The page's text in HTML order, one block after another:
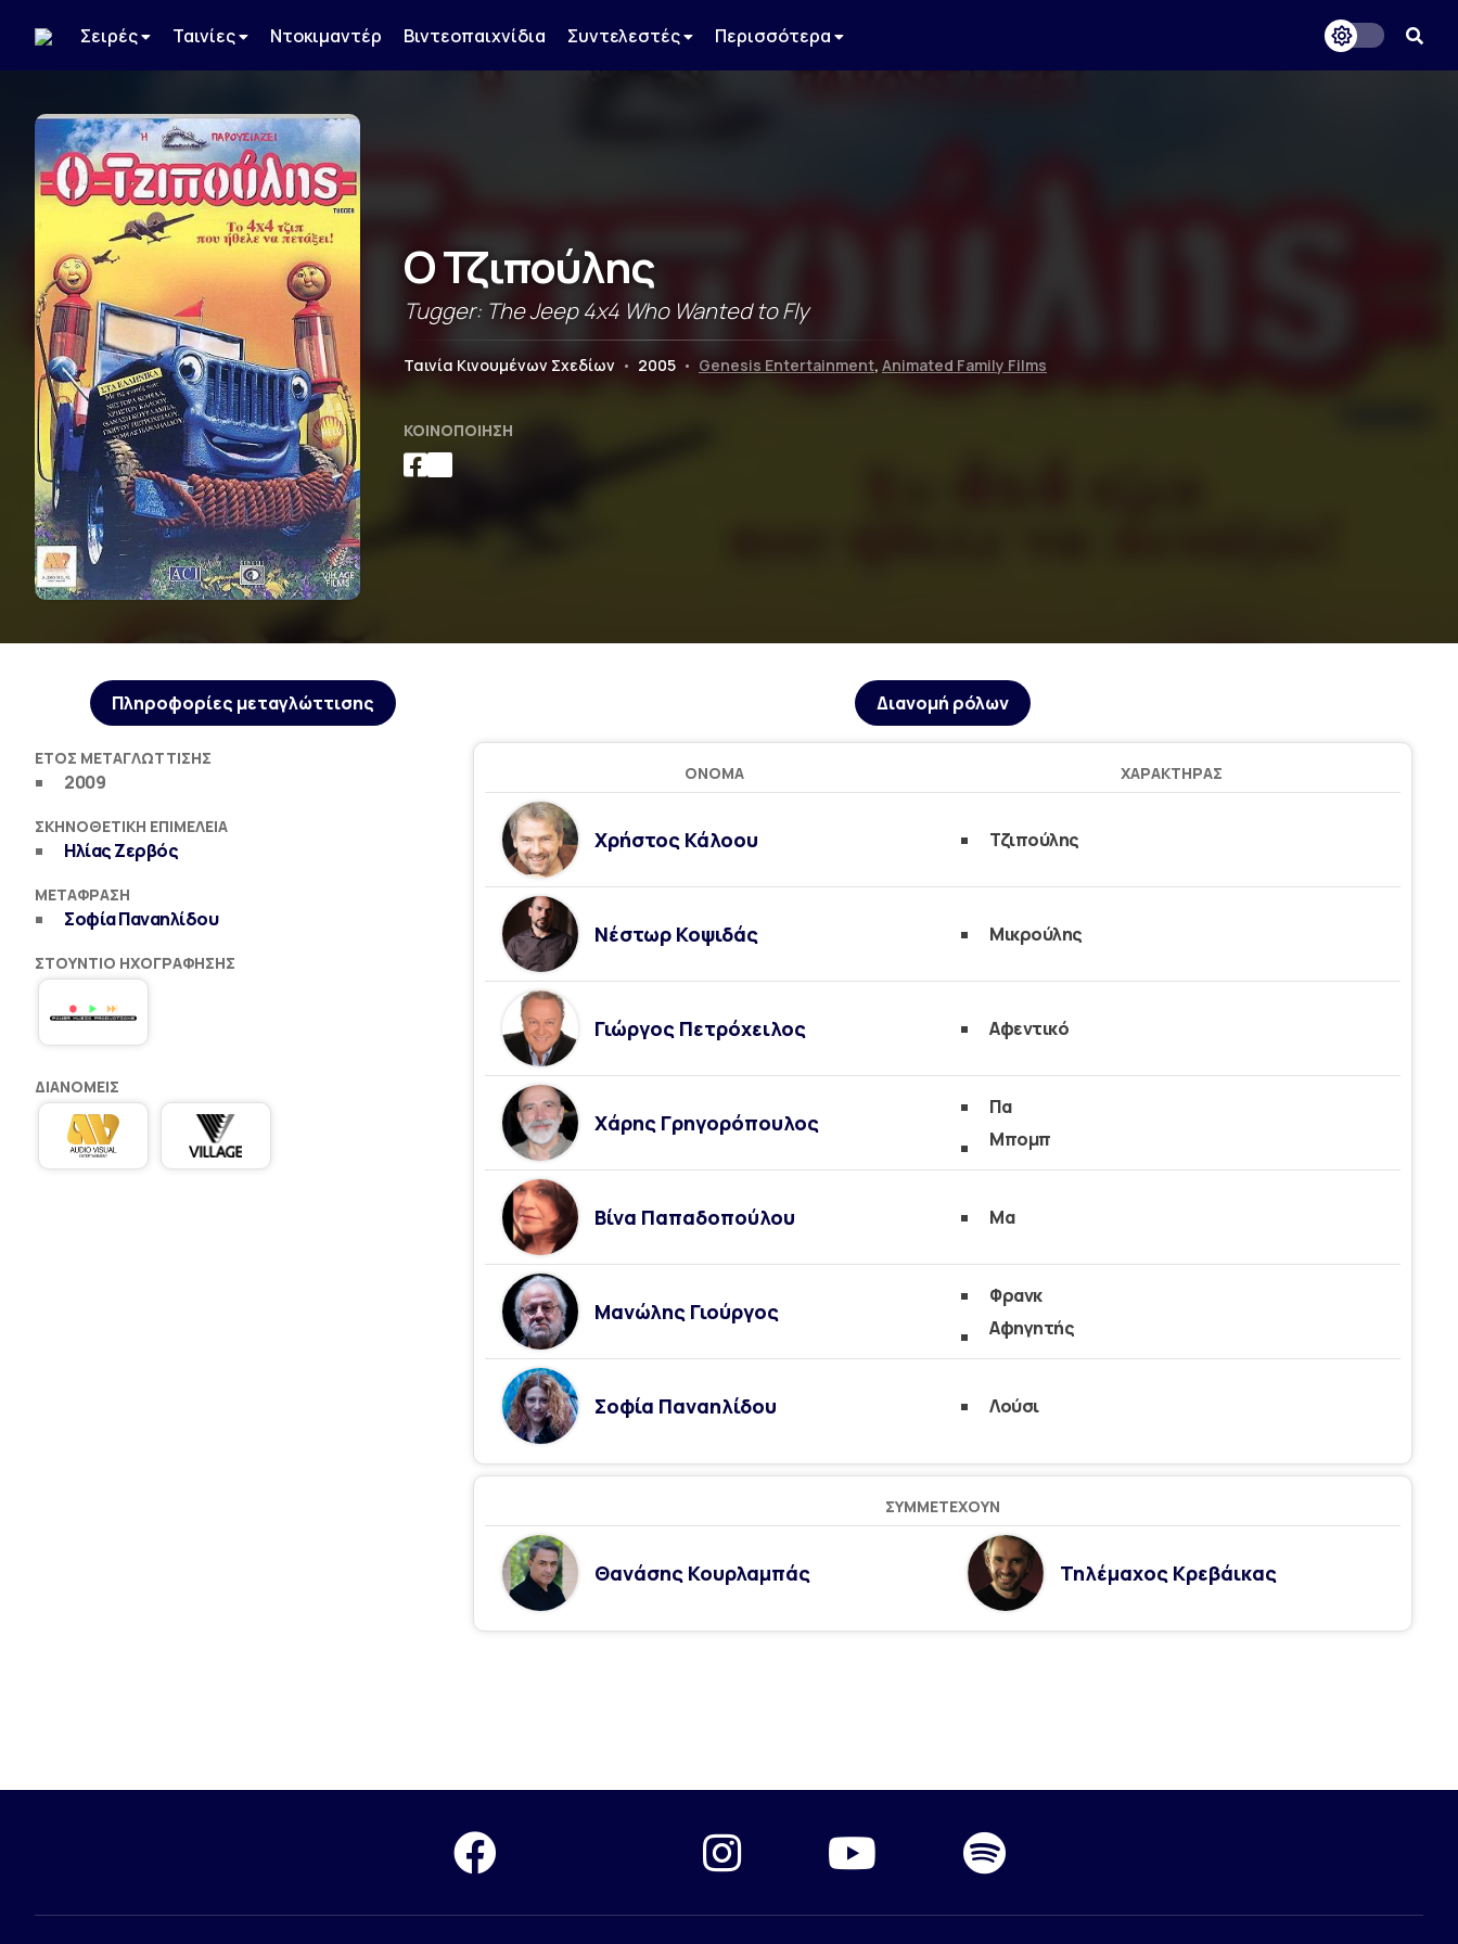
Σειρές Ταινίες Ντοκιμαντέρ Βιντεοπαιχνίδια Συντελεστές Περισσότερα
Ο Τζιπούλης
Tugger: The Jeep 4x4 Who Wanted to Fly
Ταινία Κινουμένων Σχεδίων • 2005 • Genesis Entertainment, Animated Family Films
ΚΟΙΝΟΠΟΊΗΣΗ
Πληροφορίες μεταγλώττισης
ΈΤΟΣ ΜΕΤΑΓΛΏΤΤΙΣΗΣ
2009
ΣΚΗΝΟΘΕΤΙΚΉ ΕΠΙΜΈΛΕΙΑ
Ηλίας Ζερβός
ΜΕΤΆΦΡΑΣΗ
Σοφία Παναηλίδου
ΣΤΟΎΝΤΙΟ ΗΧΟΓΡΆΦΗΣΗΣ
ΔΙΑΝΟΜΕΊΣ
Διανομή ρόλων
ΌΝΟΜΑ ΧΑΡΑΚΤΉΡΑΣ
Χρήστος Κάλοου Τζιπούλης
Νέστωρ Κοψιδάς Μικρούλης
Γιώργος Πετρόχειλος Αφεντικό
Χάρης Γρηγορόπουλος
Πα
Μπομπ
Βίνα Παπαδοπούλου Μα
Μανώλης Γιούργος
Φρανκ
Αφηγητής
Σοφία Παναηλίδου Λούσι
ΣΥΜΜΕΤΈΧΟΥΝ
Θανάσης Κουρλαμπάς Τηλέμαχος Κρεβάικας